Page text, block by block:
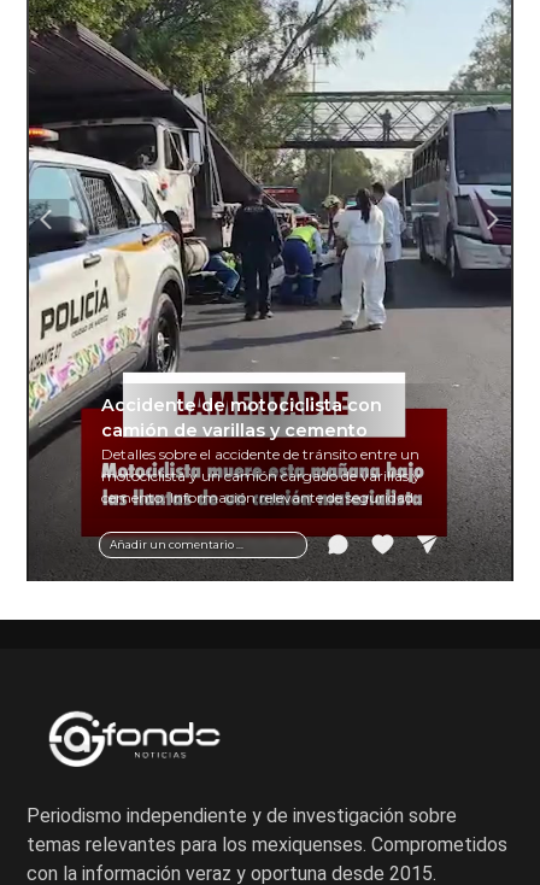
Añadir un comentario ...
Accidente de motociclista con
camión de varillas y cemento
Detalles sobre el accidente de tránsito entre un
motociclista y un camión cargado de varillas y
cemento. Información relevante de seguridad
vial y recomendaciones para motociclistas.
Periodismo independiente y de investigación sobre
temas relevantes para los mexiquenses. Comprometidos
con la información veraz y oportuna desde 2015.